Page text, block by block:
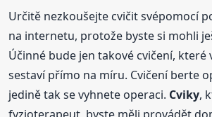
Určitě nezkoušejte cvičit svépomocí
na internetu, protože byste si mohli
Účinné bude jen takové cvičení,
sestaví přímo na míru. Cvičení berte
jedině tak se vyhnete operaci. Cviky,